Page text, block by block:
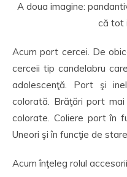
A doua imagine:
că tot
Acum port cercei. De
cerceii tip candelabru
adolescenţă. Port şi
colorată. Brăţări port
colorate. Coliere port în
Uneori şi în funcţie de
Acum înţeleg rolul